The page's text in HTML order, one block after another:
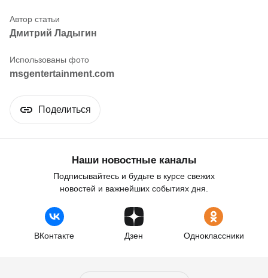
Дмитрий Ладыгин
msgentertainment.com
Поделиться
Наши новостные каналы
Подписывайтесь и будьте в курсе свежих
новостей и важнейших событиях дня.
ВКонтакте Дзен Одноклассники